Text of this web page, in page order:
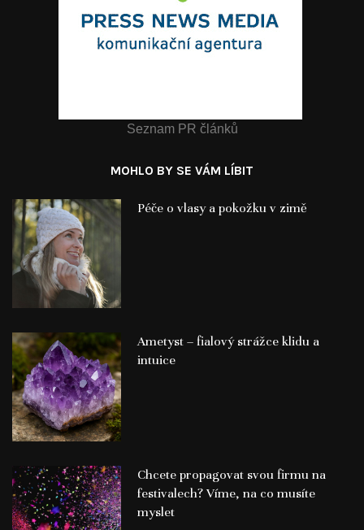
Seznam PR článků
MOHLO BY SE VÁM LÍBIT
Péče o vlasy a pokožku v zimě
Ametyst – fialový strážce klidu a
intuice
Chcete propagovat svou firmu na
festivalech? Víme, na co musíte
myslet